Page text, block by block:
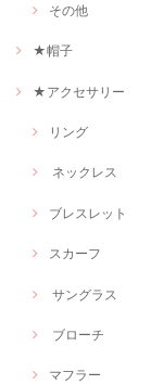
その他
★帽子
★アクセサリー
リング
ネックレス
ブレスレット
スカーフ
サングラス
ブローチ
マフラー